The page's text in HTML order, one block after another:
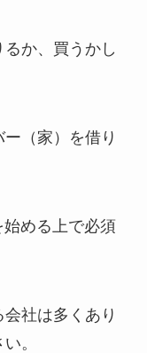
か、買うかし
（家）を借り
める上で必須
社は多くあり
。